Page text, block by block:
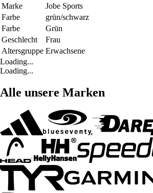
Marke
Jobe Sports
Farbe
grün/schwarz
Farbe
Grün
Geschlecht
Frau
Altersgruppe Erwachsene
Loading...
Loading...
Alle unsere Marken